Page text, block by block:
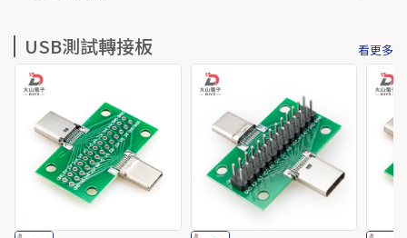
USB測試轉接板 看更多